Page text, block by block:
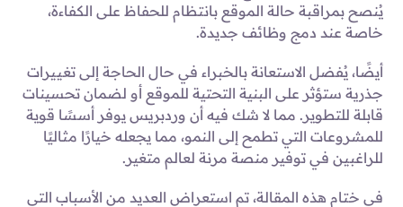
يُنصح بمراقبة حالة الموقع بانتظام للحفاظ على الكفاءة،
خاصة عند دمج وظائف جديدة.
أيضًا، يُفضل الاستعانة بالخبراء في حال الحاجة إلى تغييرات
جذرية ستؤثر على البنية التحتية للموقع أو لضمان تحسينات
قابلة للتطوير. مما لا شك فيه أن وردبريس يوفر أسسًا قوية
للمشروعات التي تطمح إلى النمو، مما يجعله خيارًا مثاليًا
للراغبين في توفير منصة مرنة لعالم متغير.
في ختام هذه المقالة، تم استعراض العديد من الأسباب التي